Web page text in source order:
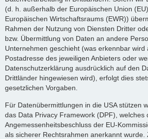
(d. h. außerhalb der Europäischen Union
Europäischen Wirtschaftsraums (EWR))
Rahmen der Nutzung von Diensten Dritter
bzw. Übermittlung von Daten an andere
Unternehmen geschieht (was erkennbar wird
Postadresse des jeweiligen Anbieters oder
Datenschutzerklärung ausdrücklich auf den
Drittländer hingewiesen wird), erfolgt dies
gesetzlichen Vorgaben.
Für Datenübermittlungen in die USA stützen
das Data Privacy Framework (DPF), welches
Angemessenheitsbeschluss der EU-
als sicherer Rechtsrahmen anerkannt wurde.